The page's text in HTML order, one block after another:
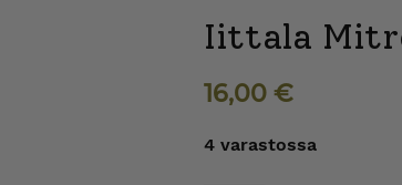
Iittala
16,00 €
4 varastossa